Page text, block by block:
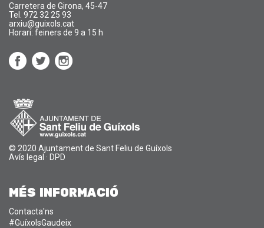
Carretera de Girona, 45-47
Tel. 972 32 25 93
arxiu@guixols.cat
Horari: feiners de 9 a 15 h
© 2020 Ajuntament de Sant Feliu de Guíxols
Avís legal · DPD
MÉS INFORMACIÓ
Contacta'ns
#GuíxolsGaudeix